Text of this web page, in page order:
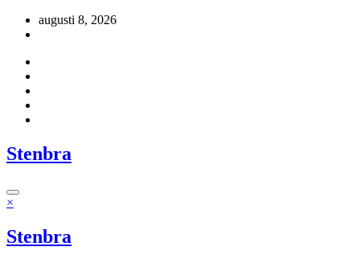
Hoppaaugusti 8, 2026
Stenbra
×
Stenbra